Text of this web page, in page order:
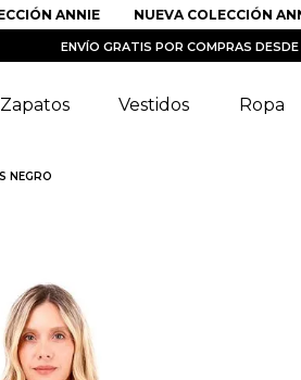
ANNIE NUEVA COLECCIÓN ANNIE
ENVÍO GRATIS POR COMPRAS
Zapatos Vestidos Ropa
NEGRO